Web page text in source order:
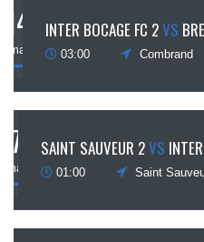
14
mai
INTER BOCAGE FC 2VS
03:00 Combrand
7
mai
SAINT SAUVEUR 2VS
01:00 Saint